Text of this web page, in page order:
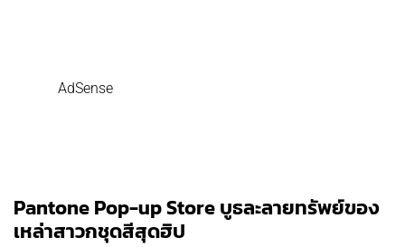
AdSense
Pantone Pop-up Store บูธละลายทรัพย์ของ
เหล่าสาวกชุดสีสุดฮิป